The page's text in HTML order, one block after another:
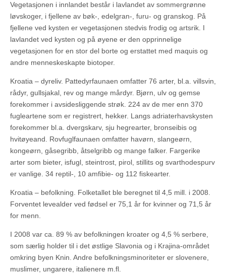
Vegetasjonen i innlandet består i lavlandet av sommergrønne
løvskoger, i fjellene av bøk-, edelgran-, furu- og granskog. På
fjellene ved kysten er vegetasjonen stedvis frodig og artsrik. I
lavlandet ved kysten og på øyene er den opprinnelige
vegetasjonen for en stor del borte og erstattet med maquis og
andre menneskeskapte biotoper.
Kroatia – dyreliv. Pattedyrfaunaen omfatter 76 arter, bl.a. villsvin,
rådyr, gullsjakal, rev og mange mårdyr. Bjørn, ulv og gemse
forekommer i avsidesliggende strøk. 224 av de mer enn 370
fugleartene som er registrert, hekker. Langs adriaterhavskysten
forekommer bl.a. dvergskarv, sju hegrearter, bronseibis og
hvitøyeand. Rovfuglfaunaen omfatter havørn, slangeørn,
kongeørn, gåsegribb, åtselgribb og mange falker. Fargerike
arter som bieter, isfugl, steintrost, pirol, stillits og svarthodespurv
er vanlige. 34 reptil-, 10 amfibie- og 112 fiskearter.
Kroatia – befolkning. Folketallet ble beregnet til 4,5 mill. i 2008.
Forventet levealder ved fødsel er 75,1 år for kvinner og 71,5 år
for menn.
I 2008 var ca. 89 % av befolkningen kroater og 4,5 % serbere,
som særlig holder til i det østlige Slavonia og i Krajina-området
omkring byen Knin. Andre befolkningsminoriteter er slovenere,
muslimer, ungarere, italienere m.fl.